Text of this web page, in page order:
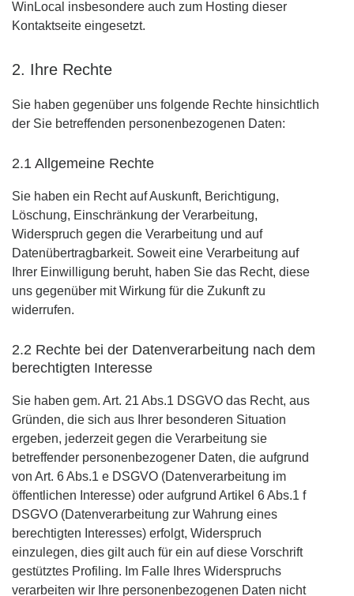
WinLocal insbesondere auch zum Hosting dieser
Kontaktseite eingesetzt.
2. Ihre Rechte
Sie haben gegenüber uns folgende Rechte hinsichtlich
der Sie betreffenden personenbezogenen Daten:
2.1 Allgemeine Rechte
Sie haben ein Recht auf Auskunft, Berichtigung,
Löschung, Einschränkung der Verarbeitung,
Widerspruch gegen die Verarbeitung und auf
Datenübertragbarkeit. Soweit eine Verarbeitung auf
Ihrer Einwilligung beruht, haben Sie das Recht, diese
uns gegenüber mit Wirkung für die Zukunft zu
widerrufen.
2.2 Rechte bei der Datenverarbeitung nach dem
berechtigten Interesse
Sie haben gem. Art. 21 Abs.1 DSGVO das Recht, aus
Gründen, die sich aus Ihrer besonderen Situation
ergeben, jederzeit gegen die Verarbeitung sie
betreffender personenbezogener Daten, die aufgrund
von Art. 6 Abs.1 e DSGVO (Datenverarbeitung im
öffentlichen Interesse) oder aufgrund Artikel 6 Abs.1 f
DSGVO (Datenverarbeitung zur Wahrung eines
berechtigten Interesses) erfolgt, Widerspruch
einzulegen, dies gilt auch für ein auf diese Vorschrift
gestütztes Profiling. Im Falle Ihres Widerspruchs
verarbeiten wir Ihre personenbezogenen Daten nicht